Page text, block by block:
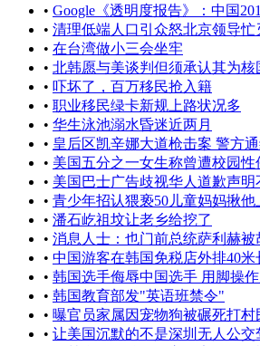
• Google《透明度报告》：中国
• 清理低端人口引众怒北京领导忙
• 在台湾做小三会坐牢
• 北韩愿与美谈判但须承认其为核
• 吓坏了，百万移民抢入籍
• 职业移民绿卡新规上路状况多
• 华生泳池溺水昏迷近两月
• 皇后区凯辛娜大道枪击案 警方
• 美国五分之一女生称曾遭校园性
• 美国巴士广告歧视华人道歉声明
• 青少年招认猥亵50儿童妈妈揪他
• 潘石屹祖坟让老乡给挖了
• 消息人士：也门前总统萨利赫被
• 中国游客在韩国免税店外排40
• 韩国选手侮辱中国选手 用脚操
• 韩国教育部发"英语班禁令"
• 曝官员家属因宠物狗被碾死打
• 让美国沉默的不是深圳无人公